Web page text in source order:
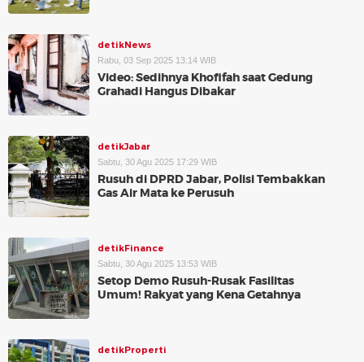
detikNews
Rabu, 03 Sep 2025 13:14 WIB
Video: Sedihnya Khofifah saat Gedung
Grahadi Hangus Dibakar
detikJabar
Sabtu, 30 Agu 2025 17:29 WIB
Rusuh di DPRD Jabar, Polisi Tembakkan
Gas Air Mata ke Perusuh
detikFinance
Sabtu, 30 Agu 2025 13:53 WIB
Setop Demo Rusuh-Rusak Fasilitas
Umum! Rakyat yang Kena Getahnya
detikProperti